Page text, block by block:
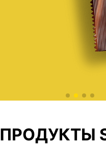
ПРОДУКТЫ